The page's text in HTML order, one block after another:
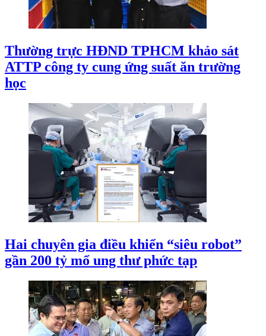
Thường trực HĐND TPHCM khảo sát
ATTP công ty cung ứng suất ăn trường
học
Hai chuyên gia điều khiển “siêu robot”
gần 200 tỷ mổ ung thư phức tạp